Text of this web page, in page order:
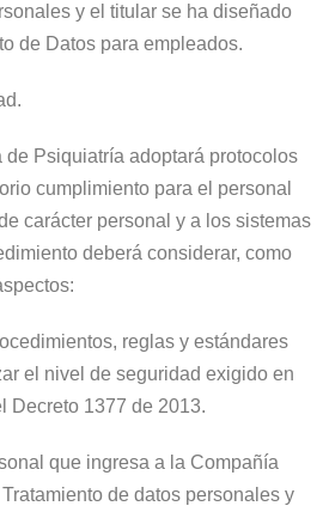
y el titular se ha diseñado
de Datos para empleados.
Psiquiatría adoptará protocolos
cumplimiento para el personal
carácter personal y a los sistemas
deberá considerar, como
reglas y estándares
el nivel de seguridad exigido en
Decreto 1377 de 2013.
que ingresa a la Compañía
de datos personales y